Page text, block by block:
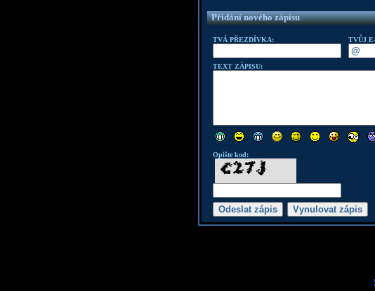
Přidání nového zápisu
TVÁ PŘEZDÍVKA: TVŮJ
TEXT ZÁPISU:
Opište kod: